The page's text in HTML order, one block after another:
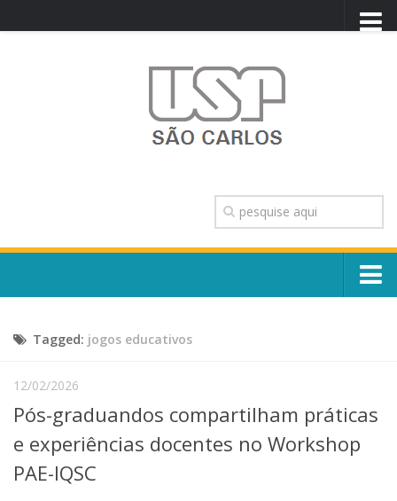
TRANSPARÊNCIA
OUVIDORIA
CONTATO
Escola, Institutos e Órgãos
Núcleos e Comissões
Telefones e Mapas
Pessoas
Ensino
Graduação
Tagged: jogos educativos
12/02/2026
Pós-graduandos compartilham práticas
e experiências docentes no Workshop
PAE-IQSC